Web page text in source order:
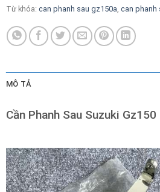
Từ khóa: can phanh sau gz150a, can phanh
MÔ TẢ
Cần Phanh Sau Suzuki Gz150